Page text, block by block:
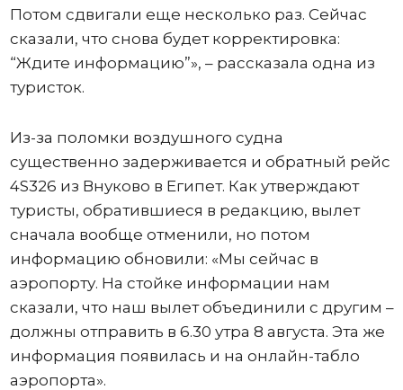
Потом сдвигали еще несколько раз. Сейчас
сказали, что снова будет корректировка:
“Ждите информацию”», – рассказала одна из
туристок.
Из-за поломки воздушного судна
существенно задерживается и обратный рейс
4S326 из Внуково в Египет. Как утверждают
туристы, обратившиеся в редакцию, вылет
сначала вообще отменили, но потом
информацию обновили: «Мы сейчас в
аэропорту. На стойке информации нам
сказали, что наш вылет объединили с другим –
должны отправить в 6.30 утра 8 августа. Эта же
информация появилась и на онлайн-табло
аэропорта».